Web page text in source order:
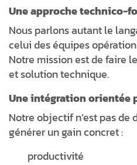
Une approche technico-
Nous parlons autant le
celui des équipes
Notre mission est de faire
et solution technique.
Une intégration orientée
Notre objectif n’est pas de
générer un gain concret :
productivité